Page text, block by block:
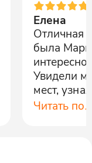
Елена
Отличная
была
интересно
Увидели
мест,
региона.
Читать